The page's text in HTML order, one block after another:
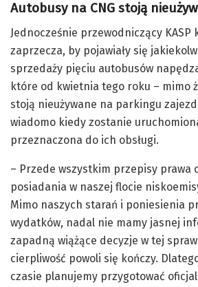
Autobusy na CNG stoją
Jednocześnie przewodniczący KASP
zaprzecza, by pojawiały się
sprzedaży pięciu autobusów
które od kwietnia tego roku – mimo
stoją nieużywane na parkingu
wiadomo kiedy zostanie
przeznaczona do ich obsługi.
– Przede wszystkim przepisy prawa
posiadania w naszej flocie
Mimo naszych starań i poniesienia
wydatków, nadal nie mamy jasnej
zapadną wiążące decyzje w tej
cierpliwość powoli się kończy.
czasie planujemy przygotować